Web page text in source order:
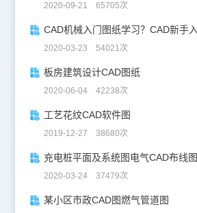
2020-09-21 65705次
2020-03-23 54021次
板房建筑设计CAD图纸
2020-06-04 42238次
工艺花纹CAD软件图
2019-12-27 38680次
充电桩平面及系统图电气CAD布线图
2020-03-24 37479次
某小区市政CAD图燃气管道图